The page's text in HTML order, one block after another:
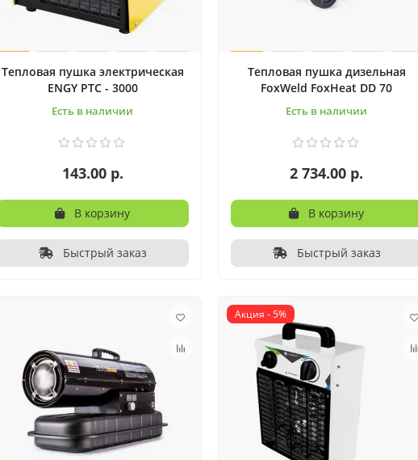
Тепловая пушка электрическая
ENGY PTC - 3000
Есть в наличии
143.00 р.
В корзину
Быстрый заказ
Тепловая пушка дизельная
FoxWeld FoxHeat DD 70
Есть в наличии
2 734.00 р.
В корзину
Быстрый заказ
Акция - 5%